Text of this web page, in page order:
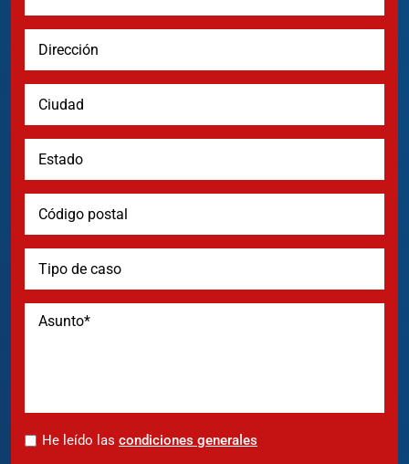
* He leído las condiciones generales